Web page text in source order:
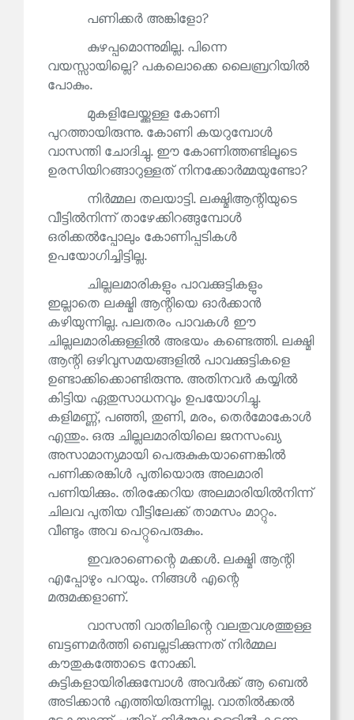
പണിക്കർ അങ്കിളോ?
കുഴപ്പമൊന്നുമില്ല. പിന്നെ
വയസ്സായില്ലെ? പകലൊക്കെ ലൈബ്രറിയിൽ
പോകും.
മുകളിലേയ്ക്കുള്ള കോണി
പുറത്തായിരുന്നു. കോണി കയറുമ്പോൾ
വാസന്തി ചോദിച്ചു. ഈ കോണിത്തണ്ടിലൂടെ
ഉരസിയിറങ്ങാറുള്ളത് നിനക്കോർമ്മയുണ്ടോ?
നിർമ്മല തലയാട്ടി. ലക്ഷ്മിആന്റിയുടെ
വീട്ടിൽനിന്ന് താഴേക്കിറങ്ങുമ്പോൾ
ഒരിക്കൽപ്പോലും കോണിപ്പടികൾ
ഉപയോഗിച്ചിട്ടില്ല.
ചില്ലലമാരികളും പാവക്കുട്ടികളും
ഇല്ലാതെ ലക്ഷ്മി ആന്റിയെ ഓർക്കാൻ
കഴിയുന്നില്ല. പലതരം പാവകൾ ഈ
ചില്ലലമാരിക്കുള്ളിൽ അഭയം കണ്ടെത്തി. ലക്ഷ്മി
ആന്റി ഒഴിവുസമയങ്ങളിൽ പാവക്കുട്ടികളെ
ഉണ്ടാക്കിക്കൊണ്ടിരുന്നു. അതിനവർ കയ്യിൽ
കിട്ടിയ ഏതുസാധനവും ഉപയോഗിച്ചു.
കളിമണ്ണ്, പഞ്ഞി, തുണി, മരം, തെർമോകോൾ
എന്തും. ഒരു ചില്ലലമാരിയിലെ ജനസംഖ്യ
അസാമാന്യമായി പെരുകുകയാണെങ്കിൽ
പണിക്കരങ്കിൾ പുതിയൊരു അലമാരി
പണിയിക്കും. തിരക്കേറിയ അലമാരിയിൽനിന്ന്
ചിലവ പുതിയ വീട്ടിലേക്ക് താമസം മാറ്റും.
വീണ്ടും അവ പെറ്റുപെരുകും.
ഇവരാണെന്റെ മക്കൾ. ലക്ഷ്മി ആന്റി
എപ്പോഴും പറയും. നിങ്ങൾ എന്റെ
മരുമക്കളാണ്.
വാസന്തി വാതിലിന്റെ വലതുവശത്തുള്ള
ബട്ടണമർത്തി ബെല്ലടിക്കുന്നത് നിർമ്മല
കൗതുകത്തോടെ നോക്കി.
കുട്ടികളായിരിക്കുമ്പോൾ അവർക്ക് ആ ബെൽ
അടിക്കാൻ എത്തിയിരുന്നില്ല. വാതിൽക്കൽ